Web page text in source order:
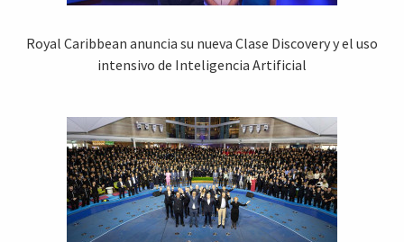
Royal Caribbean anuncia su nueva Clase Discovery y el uso
intensivo de Inteligencia Artificial